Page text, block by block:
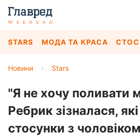
STARS МОДА ТА КРАСА
Новини › Stars
"Я не хочу поливати
Ребрик зізналася,
стосунки з чоловіком